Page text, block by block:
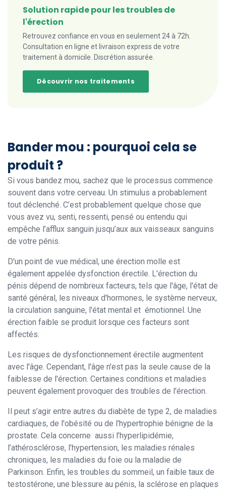
Solution rapide pour les troubles de
l'érection
Retrouvez confiance en vous en seulement 24 à 72h.
Consultation en ligne et livraison express de votre
traitement à domicile. Discrétion assurée.
Découvrir nos traitements
Bander mou : pourquoi cela se
produit ?
Si vous bandez mou, sachez que le processus commence
souvent dans votre cerveau. Un stimulus a probablement
tout déclenché. C’est probablement quelque chose que
vous avez vu, senti, ressenti, pensé ou entendu qui
empêche l’afflux sanguin jusqu’aux aux vaisseaux sanguins
de votre pénis.
D'un point de vue médical, une érection molle est
également appelée dysfonction érectile. L'érection du
pénis dépend de nombreux facteurs, tels que l'âge, l'état de
santé général, les niveaux d'hormones, le système nerveux,
la circulation sanguine, l'état mental et émotionnel. Une
érection faible se produit lorsque ces facteurs sont
affectés.
Les risques de dysfonctionnement érectile augmentent
avec l'âge. Cependant, l'âge n'est pas la seule cause de la
faiblesse de l'érection. Certaines conditions et maladies
peuvent également provoquer des troubles de l'érection.
Il peut s’agir entre autres du diabète de type 2, de maladies
cardiaques, de l'obésité ou de l'hypertrophie bénigne de la
prostate. Cela concerne aussi l’hyperlipidémie,
l’athérosclérose, l’hypertension, les maladies rénales
chroniques, les maladies du foie ou la maladie de
Parkinson. Enfin, les troubles du sommeil, un faible taux de
testostérone, une blessure au pénis, la sclérose en plaques